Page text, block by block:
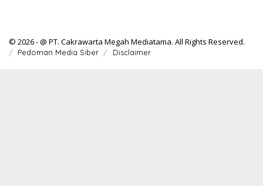
© 2026 - @ PT. Cakrawarta Megah Mediatama. All Rights Reserved.
Pedoman Media Siber Disclaimer